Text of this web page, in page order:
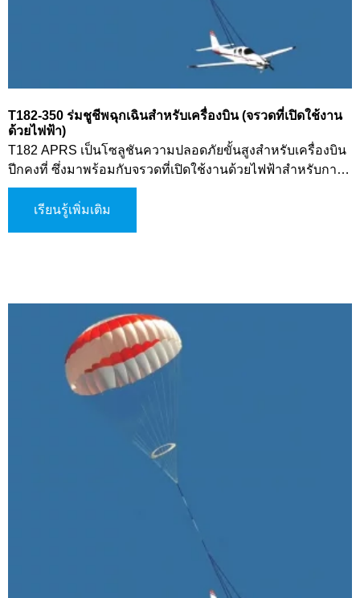
T182-350 ร่มชูชีพฉุกเฉินสำหรับเครื่องบิน (จรวดที่เปิดใช้งาน
ด้วยไฟฟ้า)
T182 APRS เป็นโซลูชันความปลอดภัยขั้นสูงสำหรับเครื่องบิน
ปีกคงที่ ซึ่งมาพร้อมกับจรวดที่เปิดใช้งานด้วยไฟฟ้าสำหรับการ
ปล่อยร่มชูชีพอย่างรวดเร็วในกรณีฉุกเฉิน ออกแบบมาเพื่อตอบ
สนองต่อความผิดปกติที่ร้ายแรงหรือการสูญเสียการควบคุม
เรียนรู้เพิ่มเติม